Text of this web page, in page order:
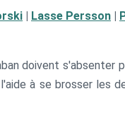
| Lasse Persson |
doivent s'absenter
à se brosser les